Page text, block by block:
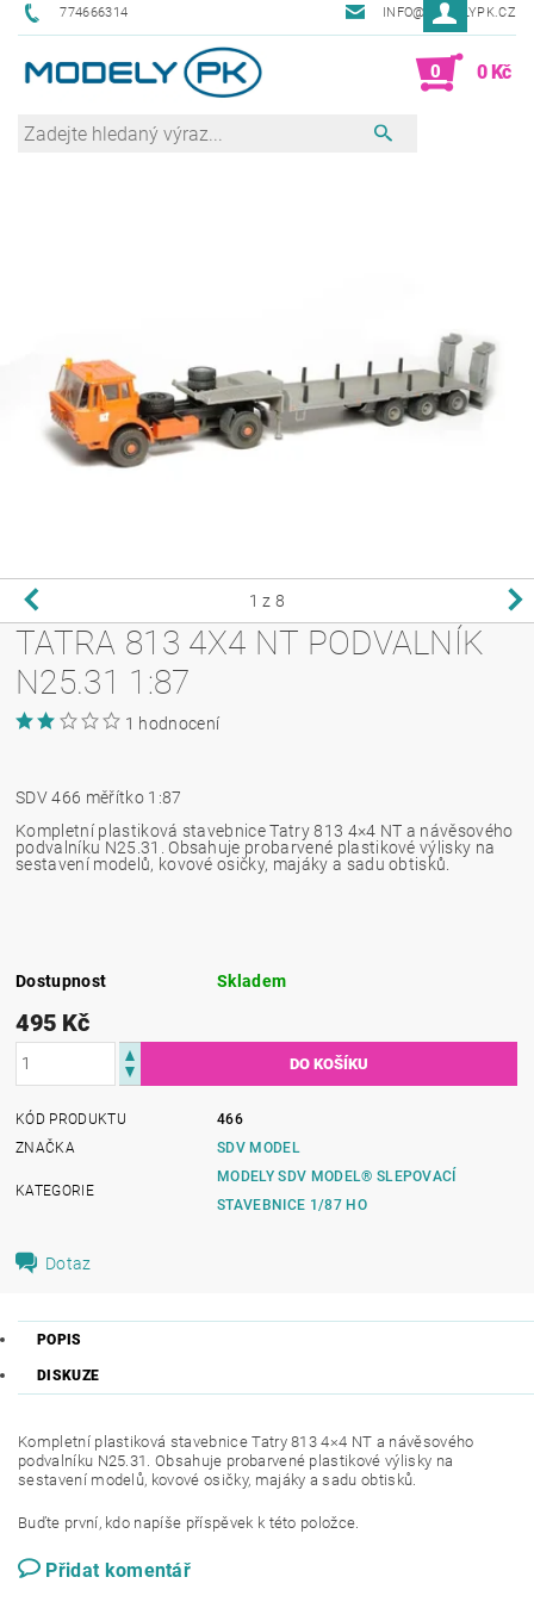
774666314 INFO@MODELYPK.CZ
0 0 Kč
1 z 8
TATRA 813 4X4 NT PODVALNÍK
N25.31 1:87
1 hodnocení
SDV 466 měřítko 1:87
Kompletní plastiková stavebnice Tatry 813 4×4 NT a návěsového
podvalníku N25.31. Obsahuje probarvené plastikové výlisky na
sestavení modelů, kovové osičky, majáky a sadu obtisků.
Dostupnost Skladem
495 Kč
KÓD PRODUKTU
466
ZNAČKA
SDV MODEL
KATEGORIE
MODELY SDV MODEL® SLEPOVACÍ
STAVEBNICE 1/87 HO
Dotaz
POPIS
DISKUZE
Kompletní plastiková stavebnice Tatry 813 4×4 NT a návěsového
podvalníku N25.31. Obsahuje probarvené plastikové výlisky na
sestavení modelů, kovové osičky, majáky a sadu obtisků.
Buďte první, kdo napíše příspěvek k této položce.
Přidat komentář